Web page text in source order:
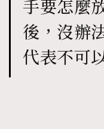
手要怎麼
後，沒辦
代表不可